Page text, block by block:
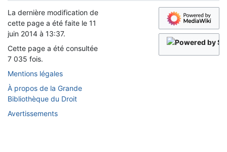
La dernière modification de
cette page a été faite le 11
juin 2014 à 13:37.
Cette page a été consultée
7 035 fois.
Mentions légales
À propos de la Grande
Bibliothèque du Droit
Avertissements